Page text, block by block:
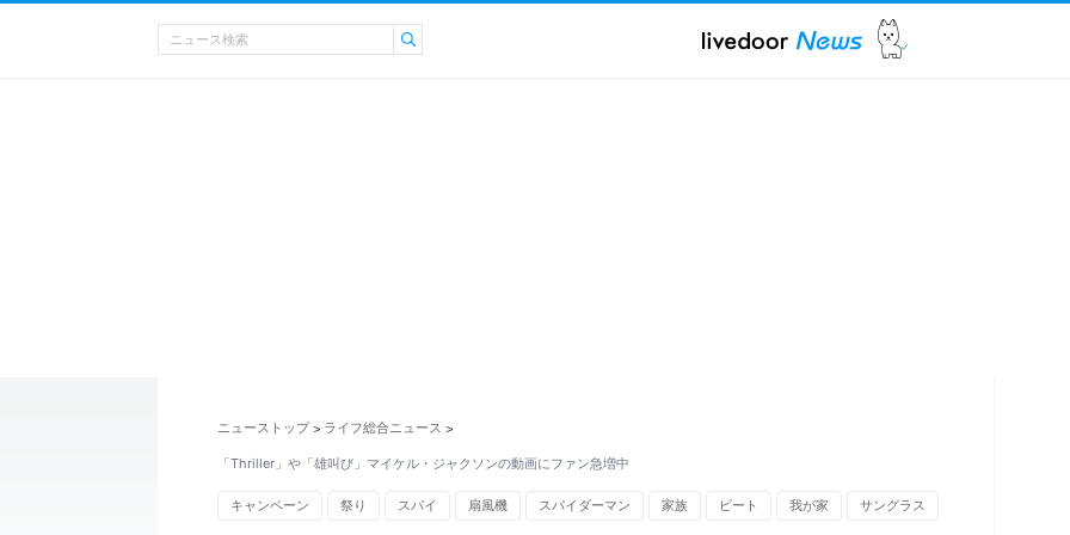
ニューストップ > ライフ総合ニュース >
「Thriller」や「雄叫び」マイケル・ジャクソンの動画にファン急増中
キャンペーン 祭り スパイ 扇風機 スパイダーマン 家族 ビート 我が家 サングラス